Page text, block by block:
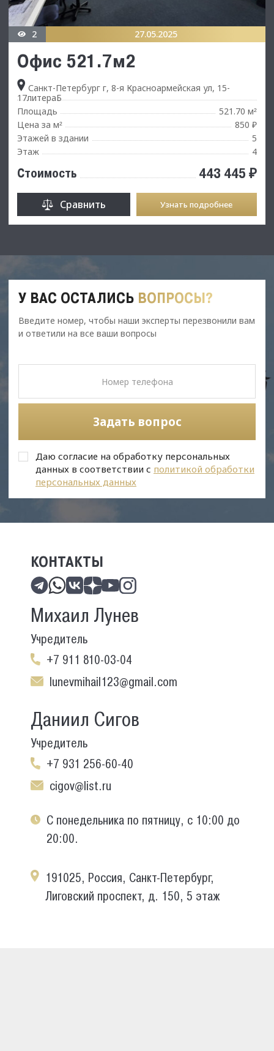
2 27.05.2025
Офис 521.7м2
Санкт-Петербург г, 8-я Красноармейская ул, 15-
17литераБ
Площадь
521.70 м²
Цена за м²
850 ₽
Этажей в здании
5
Этаж
4
Стоимость 443 445 ₽
Сравнить Узнать подробнее
У ВАС ОСТАЛИСЬ ВОПРОСЫ?
Введите номер, чтобы наши эксперты перезвонили вам
и ответили на все ваши вопросы
Задать вопрос
Даю согласие на обработку персональных
данных в соответствии с политикой обработки
персональных данных
КОНТАКТЫ
Михаил Лунев
Учредитель
+7 911 810-03-04
lunevmihail123@gmail.com
Даниил Сигов
Учредитель
+7 931 256-60-40
cigov@list.ru
С понедельника по пятницу, с 10:00 до
20:00.
191025, Россия, Санкт-Петербург,
Лиговский проспект, д. 150, 5 этаж